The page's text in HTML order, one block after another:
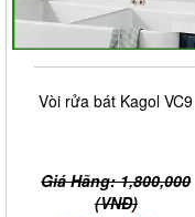
Vòi rửa bát Kagol VC9
Giá Hãng: 1,800,000
(VNĐ)